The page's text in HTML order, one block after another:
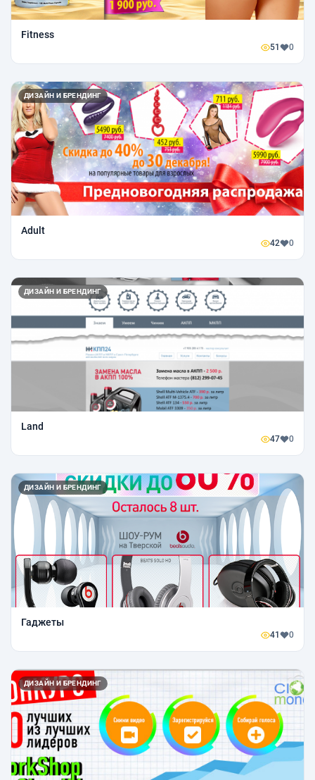
Fitness
51 0
ДИЗАЙН И БРЕНДИНГ
Adult
42 0
ДИЗАЙН И БРЕНДИНГ
Land
47 0
ДИЗАЙН И БРЕНДИНГ
Гаджеты
41 0
ДИЗАЙН И БРЕНДИНГ